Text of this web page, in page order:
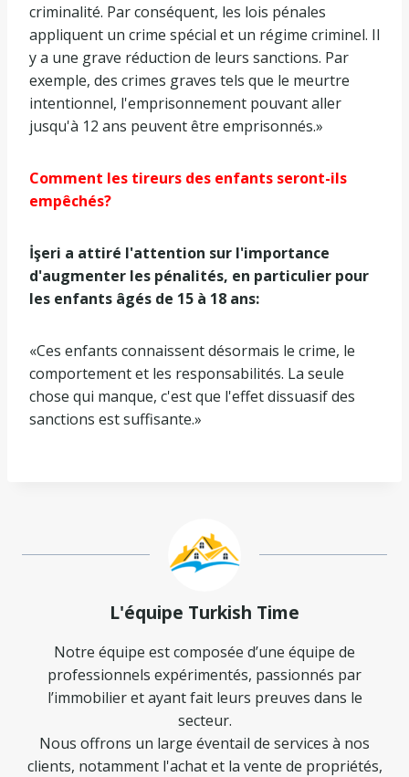
criminalité. Par conséquent, les lois pénales
appliquent un crime spécial et un régime criminel. Il
y a une grave réduction de leurs sanctions. Par
exemple, des crimes graves tels que le meurtre
intentionnel, l'emprisonnement pouvant aller
jusqu'à 12 ans peuvent être emprisonnés.»
Comment les tireurs des enfants seront-ils
empêchés?
İşeri a attiré l'attention sur l'importance
d'augmenter les pénalités, en particulier pour
les enfants âgés de 15 à 18 ans:
«Ces enfants connaissent désormais le crime, le
comportement et les responsabilités. La seule
chose qui manque, c'est que l'effet dissuasif des
sanctions est suffisante.»
L'équipe Turkish Time
Notre équipe est composée d’une équipe de
professionnels expérimentés, passionnés par
l’immobilier et ayant fait leurs preuves dans le
secteur.
Nous offrons un large éventail de services à nos
clients, notamment l'achat et la vente de propriétés,